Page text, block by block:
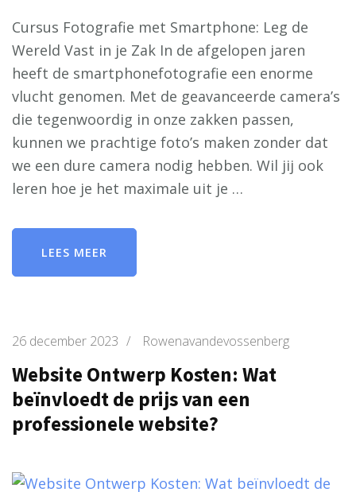
Cursus Fotografie met Smartphone: Leg de
Wereld Vast in je Zak In de afgelopen jaren
heeft de smartphonefotografie een enorme
vlucht genomen. Met de geavanceerde camera’s
die tegenwoordig in onze zakken passen,
kunnen we prachtige foto’s maken zonder dat
we een dure camera nodig hebben. Wil jij ook
leren hoe je het maximale uit je …
LEES MEER
26 december 2023 / Rowenavandevossenberg
Website Ontwerp Kosten: Wat
beïnvloedt de prijs van een
professionele website?